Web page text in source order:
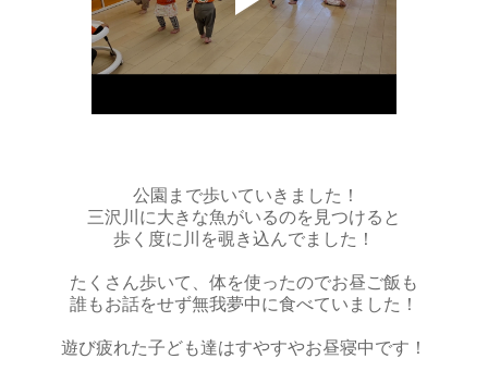
公園まで歩いていきました！
三沢川に大きな魚がいるのを見つけると
歩く度に川を覗き込んでました！
たくさん歩いて、体を使ったのでお昼ご飯も
誰もお話をせず無我夢中に食べていました！
遊び疲れた子ども達はすやすやお昼寝中です！